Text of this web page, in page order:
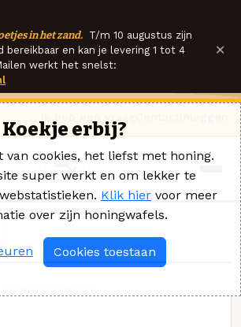
in het zand. T/m 10 augustus zijn
bereikbaar en kan je levering 1 tot 4
werkt het snelst:
×
Koekje erbij?
van cookies, het liefst met honing.
super werkt en om lekker te
Klik hier voor meer
over zijn honingwafels.
Cookies toestaan